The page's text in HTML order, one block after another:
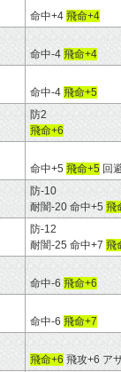
命中+4 飛命+4
命中-4 飛命+4
命中-4 飛命+5
防2
飛命+6
命中+5 飛命+5 回
防-10
耐闇-20 命中+5 飛
防-12
耐闇-25 命中+7 飛
命中-6 飛命+6
命中-6 飛命+7
飛命+6 飛攻+6 ア